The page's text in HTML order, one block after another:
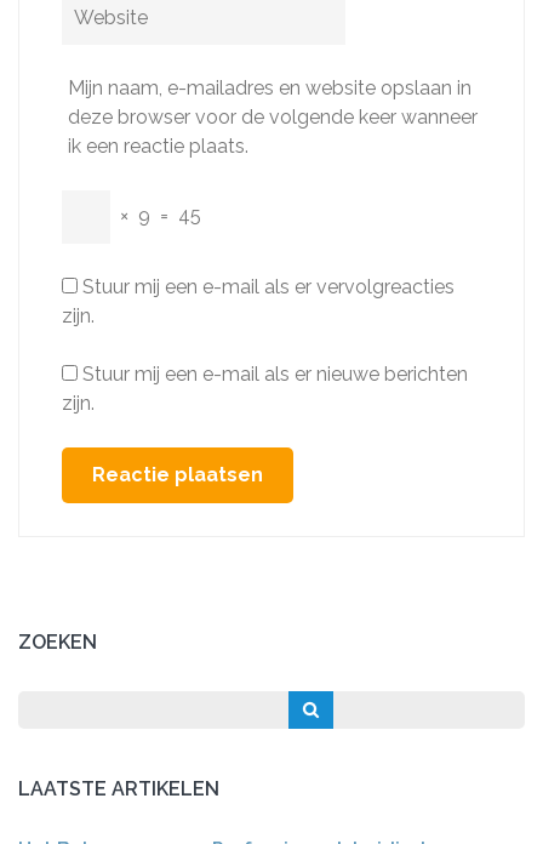
Mijn naam, e-mailadres en website opslaan in
deze browser voor de volgende keer wanneer
ik een reactie plaats.
× 9 = 45
Stuur mij een e-mail als er vervolgreacties
zijn.
Stuur mij een e-mail als er nieuwe berichten
zijn.
ZOEKEN
LAATSTE ARTIKELEN